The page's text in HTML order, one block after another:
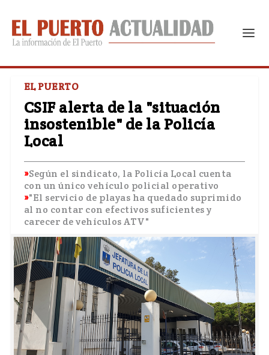
EL PUERTO
CSIF alerta de la "situación
insostenible" de la Policía
Local
Según el sindicato, la Policía Local cuenta
con un único vehículo policial operativo
"El servicio de playas ha quedado suprimido
al no contar con efectivos suficientes y
carecer de vehículos ATV"